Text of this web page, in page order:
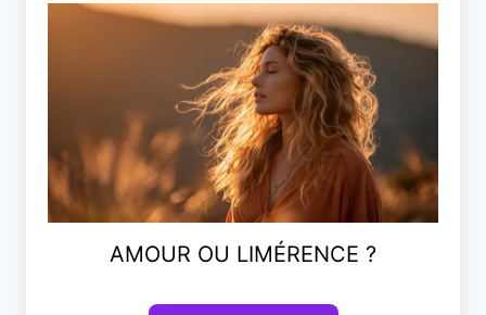
AMOUR OU LIMÉRENCE ?